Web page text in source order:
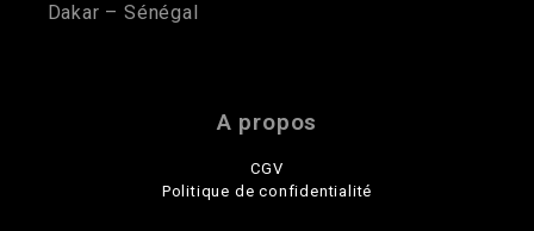
Dakar – Sénégal
A propos
CGV
Politique de confidentialité